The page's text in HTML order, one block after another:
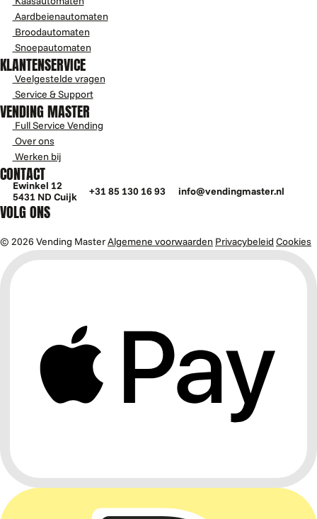
Aardbeienautomaten
Broodautomaten
Snoepautomaten
KLANTENSERVICE
Veelgestelde vragen
Service & Support
VENDING MASTER
Full Service Vending
Over ons
Werken bij
CONTACT
Ewinkel 12
5431 ND Cuijk
+31 85 130 16 93 info@vendingmaster.nl
VOLG ONS
© 2026 Vending MasterAlgemene voorwaarden Privacybeleid Cookies